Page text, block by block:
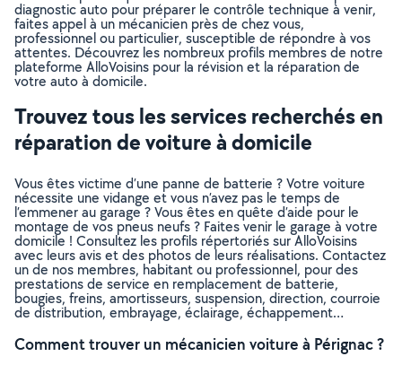
diagnostic auto pour préparer le contrôle technique à venir,
faites appel à un mécanicien près de chez vous,
professionnel ou particulier, susceptible de répondre à vos
attentes. Découvrez les nombreux profils membres de notre
plateforme AlloVoisins pour la révision et la réparation de
votre auto à domicile.
Trouvez tous les services recherchés en
réparation de voiture à domicile
Vous êtes victime d’une panne de batterie ? Votre voiture
nécessite une vidange et vous n’avez pas le temps de
l’emmener au garage ? Vous êtes en quête d’aide pour le
montage de vos pneus neufs ? Faites venir le garage à votre
domicile ! Consultez les profils répertoriés sur AlloVoisins
avec leurs avis et des photos de leurs réalisations. Contactez
un de nos membres, habitant ou professionnel, pour des
prestations de service en remplacement de batterie,
bougies, freins, amortisseurs, suspension, direction, courroie
de distribution, embrayage, éclairage, échappement…
Comment trouver un mécanicien voiture à Pérignac ?